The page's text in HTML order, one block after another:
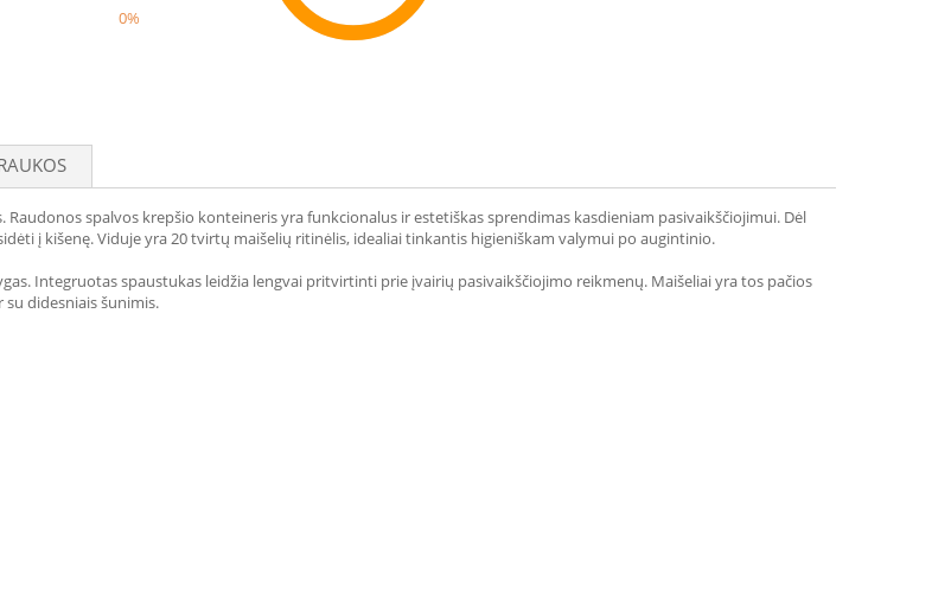
0%
spalvos krepšio konteineris yra funkcionalus ir estetiškas sprendimas kasdieniam pasivaikščiojimui. Dėl
į kišenę. Viduje yra 20 tvirtų maišelių ritinėlis, idealiai tinkantis higieniškam valymui po augintinio.
Integruotas spaustukas leidžia lengvai pritvirtinti prie įvairių pasivaikščiojimo reikmenų. Maišeliai yra tos pačios
didesniais šunimis.